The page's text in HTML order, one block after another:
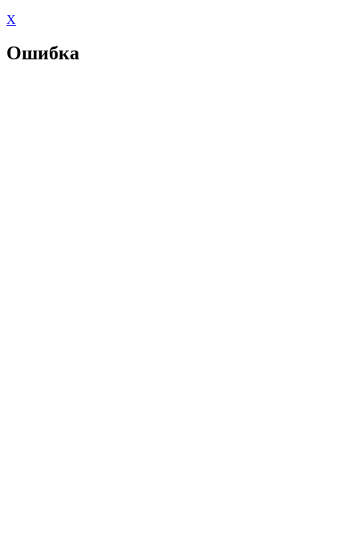
X
Ошибка